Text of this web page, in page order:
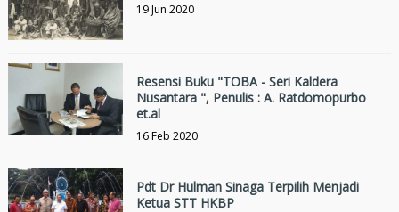
19 Jun 2020
Resensi Buku "TOBA - Seri Kaldera
Nusantara ", Penulis : A. Ratdomopurbo
et.al
16 Feb 2020
Pdt Dr Hulman Sinaga Terpilih Menjadi
Ketua STT HKBP